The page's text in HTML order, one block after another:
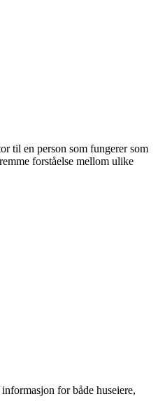
til en person som fungerer som
forståelse mellom ulike
for både huseiere,